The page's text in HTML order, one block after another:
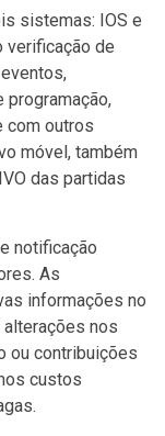
sistemas: IOS e
verificação de
com outros
móvel, também
das partidas
notificação
As
informações no
alterações nos
ou contribuições
custos